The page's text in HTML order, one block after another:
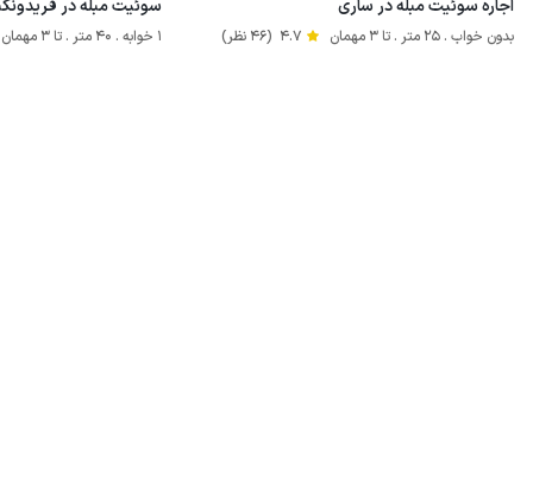
اجاره سوئیت مبله در ساری
بدون خواب . 25 متر . تا 3 مهمان 4.7 (46 نظر)
سوئیت مبله در
1 خوابه . 40 متر . تا 3 مهمان